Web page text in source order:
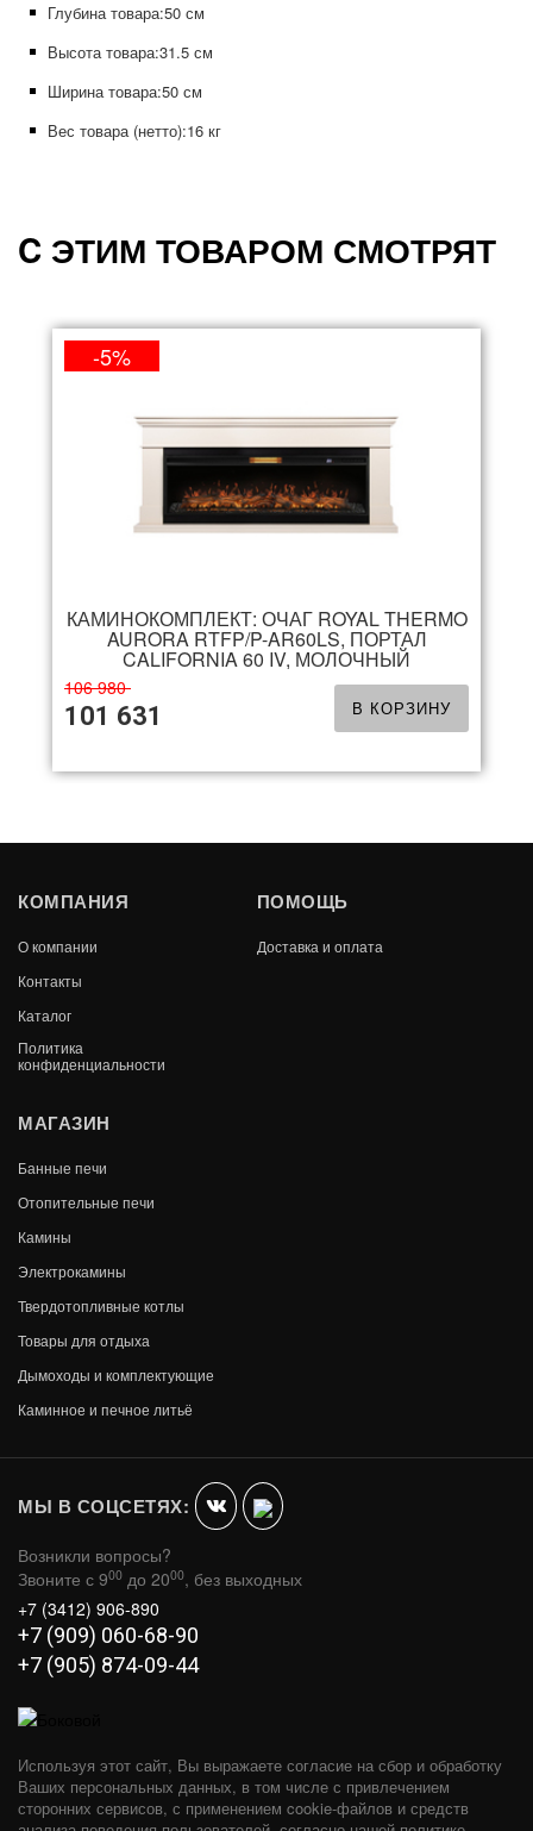
Глубина товара:50 см
Высота товара:31.5 см
Ширина товара:50 см
Вес товара (нетто):16 кг
C ЭТИМ ТОВАРОМ СМОТРЯТ
-5%
КАМИНОКОМПЛЕКТ: ОЧАГ ROYAL THERMO
AURORA RTFP/P-AR60LS, ПОРТАЛ
CALIFORNIA 60 IV, МОЛОЧНЫЙ
106 980
101 631 В КОРЗИНУ
ОЧАГ ЭЛЕКТРИЧЕСКИЙ ROYAL THERMO
ALLIRA RTFP/W-AL70LS
71 241
ОЧАГ ЭЛЕКТРИЧЕСКИЙ ROYAL THERMO
41 990
КОМПАНИЯ
О компании
Контакты
Каталог
Политика
конфиденциальности
ПОМОЩЬ
Доставка и оплата
МАГАЗИН
Банные печи
Отопительные печи
Камины
Электрокамины
Твердотопливные котлы
Товары для отдыха
Дымоходы и комплектующие
Каминное и печное литьё
МЫ В СОЦСЕТЯХ:
Возникли вопросы?
Звоните с 900 до 2000, без выходных
+7 (3412) 906-890
+7 (909) 060-68-90
+7 (905) 874-09-44
Используя этот сайт, Вы выражаете согласие на сбор и обработку
Ваших персональных данных, в том числе с привлечением
сторонних сервисов, с применением cookie-файлов и средств